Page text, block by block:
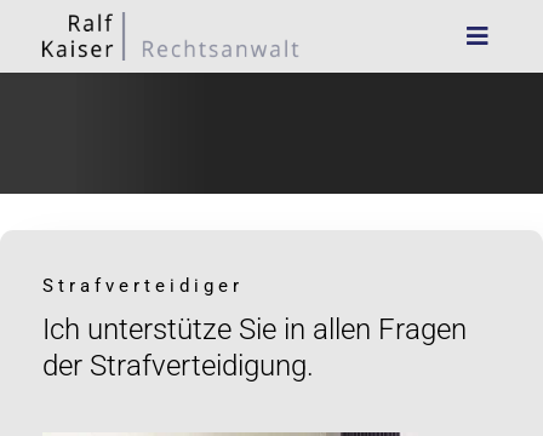
Strafverteidiger
Ich unterstütze Sie in allen Fragen
der Strafverteidigung.